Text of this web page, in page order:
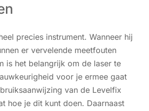
precies instrument. Wanneer hij
er vervelende meetfouten
is het belangrijk om de laser te
voor je ermee gaat
van de Levelfix
hoe je dit kunt doen. Daarnaast